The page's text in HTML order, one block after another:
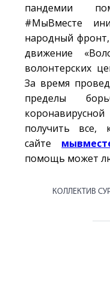
пандемии
#МыВместе
народный
движение
волонтерских
За время
пределы
получить
сайте
помощь может
КОЛЛЕКТИВ